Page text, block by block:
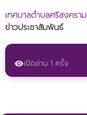
เทศบาลตำบลศรีสงคราม
ข่าวประชาสัมพันธ์
visibilityเปิดอ่าน 1 ครั้ง